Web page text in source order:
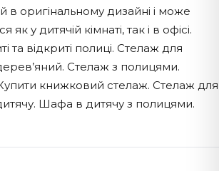
в оригінальному дизайні і може
у дитячій кімнаті, так і в офісі.
та відкриті полиці. Стелаж для
Стелаж з полицями.
книжковий стелаж. Стелаж для
Шафа в дитячу з полицями.